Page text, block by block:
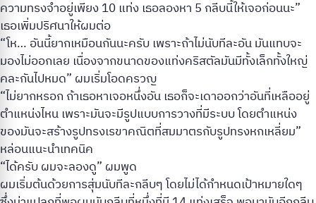
ความทรงจำอยู่เพียง 10 แท่ง เธอลองหา 5 กลีบนี้ให้เจอก่อนนะ”
เธอเพิ่มปริศนาให้ผมต่อ
“โห… อันนี้ยากเหมือนกันนะครับ เพราะถ้าไม่นับทีละอัน มันแทบจะ
มองไม่ออกเลย เนื่องจากขนาดของแท่งคริสตัลมันมีทั้งเล็กทั้งใหญ่
คละกันไปหมด” ผมเริ่มโอดครวญ
“ไม่ยากหรอก ถ้าเธอหาเจอหนึ่งอัน เธอก็จะเดาออกว่าอันที่เหลืออยู่
ตำแหน่งไหน เพราะมันจะมีรูปแบบการวางที่มีระบบ โดยตำแหน่ง
ของมันจะสร้างรูปทรงเรขาคณิตที่สมมาตรกับรูปทรงหกเหลี่ยม”
หล่อนแนะนำเทคนิค
“ได้ครับ ผมจะลองดู” ผมพูด
ผมเริ่มต้นด้วยการสุ่มนับทีละกลีบๆ โดยไม่ได้กำหนดเป้าหมายใดๆ